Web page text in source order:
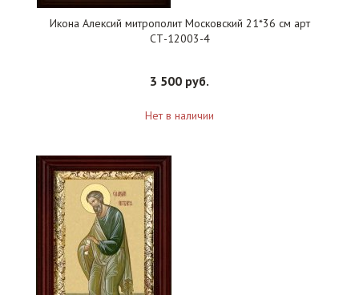
Икона Алексий митрополит Московский 21*36 см арт
СТ-12003-4
3 500 руб.
Нет в наличии